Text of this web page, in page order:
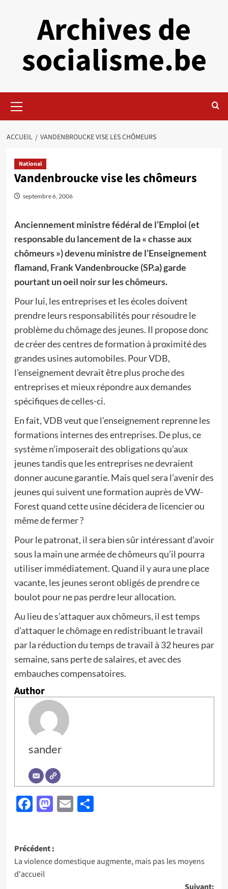
Archives de
socialisme.be
principal
ACCUEIL VANDENBROUCKE VISE LES CHÔMEURS
National
Vandenbroucke vise les chômeurs
septembre 6, 2006
Anciennement ministre fédéral de l’Emploi (et
responsable du lancement de la « chasse aux
chômeurs ») devenu ministre de l’Enseignement
flamand, Frank Vandenbroucke (SP.a) garde
pourtant un oeil noir sur les chômeurs.
Pour lui, les entreprises et les écoles doivent
prendre leurs responsabilités pour résoudre le
problème du chômage des jeunes. Il propose donc
de créer des centres de formation à proximité des
grandes usines automobiles. Pour VDB,
l’enseignement devrait être plus proche des
entreprises et mieux répondre aux demandes
spécifiques de celles-ci.
En fait, VDB veut que l’enseignement reprenne les
formations internes des entreprises. De plus, ce
système n’imposerait des obligations qu’aux
jeunes tandis que les entreprises ne devraient
donner aucune garantie. Mais quel sera l’avenir des
jeunes qui suivent une formation auprès de VW-
Forest quand cette usine décidera de licencier ou
même de fermer ?
Pour le patronat, il sera bien sûr intéressant d’avoir
sous la main une armée de chômeurs qu’il pourra
utiliser immédiatement. Quand il y aura une place
vacante, les jeunes seront obligés de prendre ce
boulot pour ne pas perdre leur allocation.
Au lieu de s’attaquer aux chômeurs, il est temps
d’attaquer le chômage en redistribuant le travail
par la réduction du temps de travail à 32 heures par
semaine, sans perte de salaires, et avec des
embauches compensatoires.
Author
sander
Facebook
Mastodon
EmailPartager
Navigation
d’article
Précédent :
La violence domestique augmente, mais pas les moyens
d'accueil